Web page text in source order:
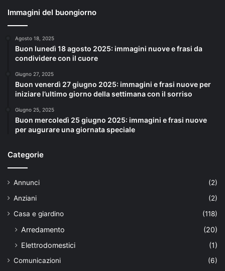
Immagini del buongiorno
Agosto 18, 2025
Buon lunedì 18 agosto 2025: immagini nuove e frasi da
condividere con il cuore
Giugno 27, 2025
Buon venerdì 27 giugno 2025: immagini e frasi nuove per
iniziare l’ultimo giorno della settimana con il sorriso
Giugno 25, 2025
Buon mercoledì 25 giugno 2025: immagini e frasi nuove
per augurare una giornata speciale
Categorie
Annunci
(2)
Anziani
(2)
Casa e giardino
(118)
Arredamento
(20)
Elettrodomestici
(1)
Comunicazioni
(6)